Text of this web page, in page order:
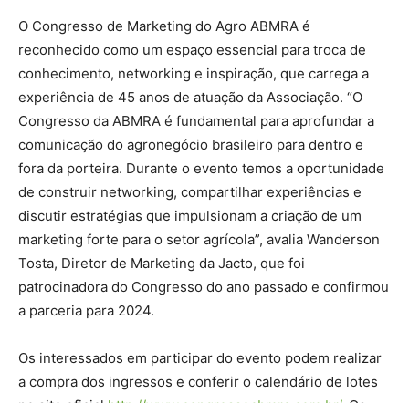
O Congresso de Marketing do Agro ABMRA é
reconhecido como um espaço essencial para troca de
conhecimento, networking e inspiração, que carrega a
experiência de 45 anos de atuação da Associação. “O
Congresso da ABMRA é fundamental para aprofundar a
comunicação do agronegócio brasileiro para dentro e
fora da porteira. Durante o evento temos a oportunidade
de construir networking, compartilhar experiências e
discutir estratégias que impulsionam a criação de um
marketing forte para o setor agrícola”, avalia Wanderson
Tosta, Diretor de Marketing da Jacto, que foi
patrocinadora do Congresso do ano passado e confirmou
a parceria para 2024.
Os interessados em participar do evento podem realizar
a compra dos ingressos e conferir o calendário de lotes